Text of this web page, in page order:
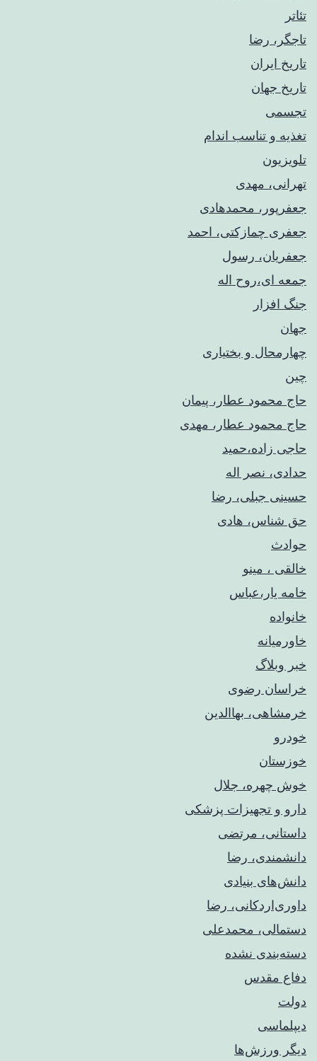
تئاتر
تاجگر، رضا
تاریخ ایران
تاریخ جهان
تجسمی
تغذیه و تناسب اندام
تلویزیون
تهرانی، مهدی
جعفرپور، محمدهادی
جعفری چمازکتی، احمد
جعفریان، رسول
جمعه ای،روح اله
جنگ افزار
جهان
چهارمحال و بختیاری
چین
حاج محمود عطار، پیمان
حاج محمود عطار، مهدی
حاجی زاده،حمید
حدادی، نصر اله
حسینی جبلی، رضا
حق شناس، هادی
حوادث
خالقی ، مینو
خامه یار،عباس
خانواده
خاورمیانه
خبر وبلاگ
خراسان رضوی
خرمشاهی، بهاالدین
خودرو
خوزستان
خوش چهره، جلال
دارو و تجهیزات پزشکی
داستانی، مرتضی
دانشمندی، رضا
دانش‌های بنیادی
داوری‌اردکانی، رضا
دستمالی، محمدعلی
دسته‌بندی نشده
دفاع مقدس
دولت
دیپلماسی
دیگر ورزش‌ها